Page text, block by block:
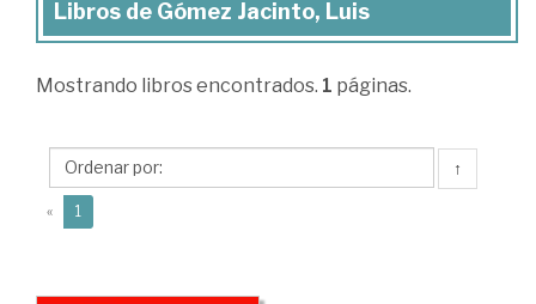
Libros
Gómez
Luis
Libros de Gómez Jacinto, Luis
Mostrando libros encontrados. 1 páginas.
↑
« 1